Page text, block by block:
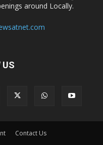
around Locally.
US
Contact Us